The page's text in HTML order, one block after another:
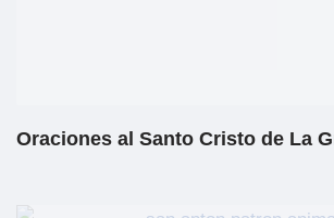
Oraciones al Santo Cristo de La